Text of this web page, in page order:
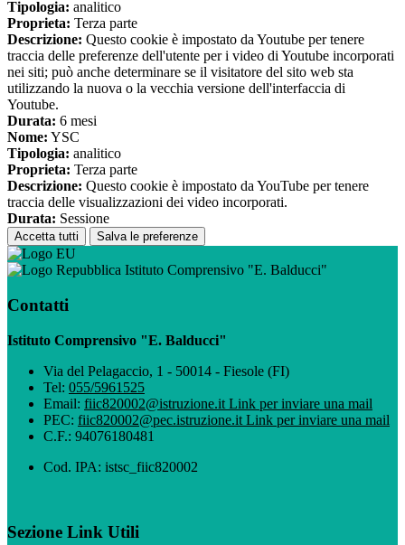
Tipologia: analitico
Proprieta: Terza parte
Descrizione: Questo cookie è impostato da Youtube per tenere
traccia delle preferenze dell'utente per i video di Youtube incorporati
nei siti; può anche determinare se il visitatore del sito web sta
utilizzando la nuova o la vecchia versione dell'interfaccia di
Youtube.
Durata: 6 mesi
Nome: YSC
Tipologia: analitico
Proprieta: Terza parte
Descrizione: Questo cookie è impostato da YouTube per tenere
traccia delle visualizzazioni dei video incorporati.
Durata: Sessione
Accetta tutti Salva le preferenze
Istituto Comprensivo "E. Balducci"
Contatti
Istituto Comprensivo "E. Balducci"
Via del Pelagaccio, 1 - 50014 - Fiesole (FI)
Tel: 055/5961525
Email: fiic820002@istruzione.it Link per inviare una mail
PEC: fiic820002@pec.istruzione.it Link per inviare una mail
C.F.: 94076180481
Cod. IPA: istsc_fiic820002
Sezione Link Utili